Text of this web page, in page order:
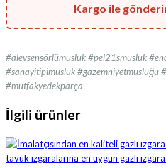
Kargo ile
#alevsensörlümusluk #pel21smusluk
#sanayitipimusluk #gazemniyetmusluğu
#mutfakyedekparça
İlgili ürünler